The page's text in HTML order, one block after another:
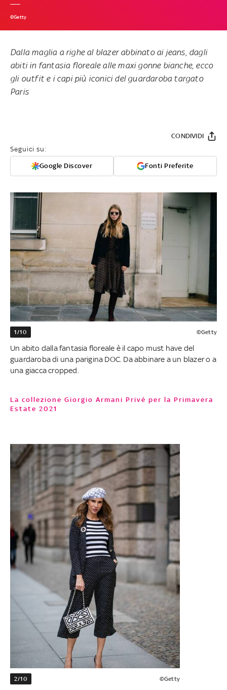
©Getty
Dalla maglia a righe al blazer abbinato ai jeans, dagli
abiti in fantasia floreale alle maxi gonne bianche, ecco
gli outfit e i capi più iconici del guardaroba targato
Paris
Seguici su:
Google Discover Fonti Preferite
CONDIVIDI
1/10 ©Getty
Un abito dalla fantasia floreale è il capo must have del
guardaroba di una parigina DOC. Da abbinare a un blazer o a
una giacca cropped.
La collezione Giorgio Armani Privé per la Primavera
Estate 2021
2/10 ©Getty